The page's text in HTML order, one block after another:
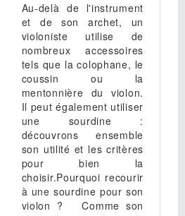
Au-delà de l'instrument
et de son archet, un
violoniste utilise de
nombreux accessoires
tels que la colophane, le
coussin ou la
mentonnière du violon.
Il peut également utiliser
une sourdine :
découvrons ensemble
son utilité et les critères
pour bien la
choisir.Pourquoi recourir
à une sourdine pour son
violon ? Comme son